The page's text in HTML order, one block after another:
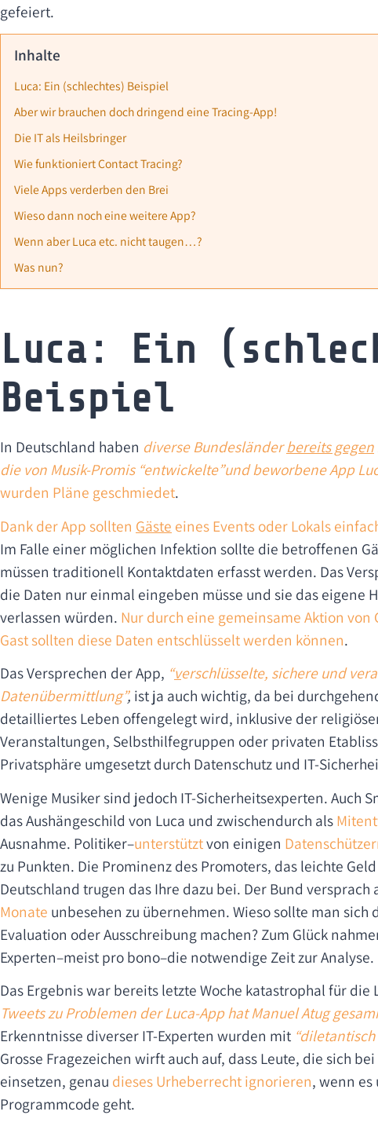
gefeiert.
Inhalte
Luca: Ein (schlechtes) Beispiel
Aber wir brauchen doch dringend eine Tracing-App!
Die IT als Heilsbringer
Wie funktioniert Contact Tracing?
Viele Apps verderben den Brei
Wieso dann noch eine weitere App?
Wenn aber Luca etc. nicht taugen…?
Was nun?
Luca: Ein
Beispiel
In Deutschland haben diverseBundesländerbereits gegen
die von Musik-Promis “entwickelte”und beworbeneApp
wurden Pläne geschmiedet.
Dank der App sollten Gäste eines Events oder Lokals
Im Falle einer möglichen Infektion sollte die betroffenen
müssen traditionell Kontaktdaten erfasst werden. Das
die Daten nur einmal eingeben müsse und sie das eigene
verlassen würden. Nur durch eine gemeinsame Aktion von
Gast sollten diese Daten entschlüsselt werden können.
Das Versprechen der App, “verschlüsselte, sichere und
Datenübermittlung”, ist ja auch wichtig, da bei
detailliertes Leben offengelegt wird, inklusive der
Veranstaltungen, Selbsthilfegruppen oder privaten
Privatsphäre umgesetzt durch Datenschutz und IT-
Wenige Musiker sind jedoch IT-Sicherheitsexperten. Auch
das Aushängeschild von Luca und zwischendurch als
Ausnahme. Politiker–unterstütztvon einigen
zu Punkten. Die Prominenz des Promoters, das leichte
Deutschland trugen das Ihre dazu bei. Der Bund versprach
Monate unbesehen zu übernehmen. Wieso sollte man sich
Evaluation oder Ausschreibung machen? Zum Glück
Experten–meist pro bono–die notwendige Zeit zur Analyse.
Das Ergebnis war bereits letzte Woche katastrophal für die
Tweets zu Problemen der Luca-App hat Manuel Atug
Erkenntnisse diverser IT-Experten wurden mit
Grosse Fragezeichen wirft auch auf, dass Leute, die sich
einsetzen, genau dieses Urheberrecht ignorieren, wenn
Programmcode geht.